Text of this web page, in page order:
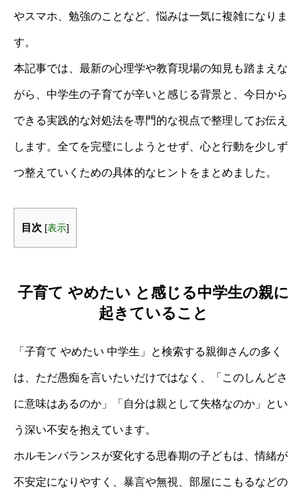
やスマホ、勉強のことなど、悩みは一気に複雑になりま
す。
本記事では、最新の心理学や教育現場の知見も踏まえな
がら、中学生の子育てが辛いと感じる背景と、今日から
できる実践的な対処法を専門的な視点で整理してお伝え
します。全てを完璧にしようとせず、心と行動を少しず
つ整えていくための具体的なヒントをまとめました。
目次 [表示]
子育て やめたい と感じる中学生の親に
起きていること
「子育て やめたい 中学生」と検索する親御さんの多く
は、ただ愚痴を言いたいだけではなく、「このしんどさ
に意味はあるのか」「自分は親として失格なのか」とい
う深い不安を抱えています。
ホルモンバランスが変化する思春期の子どもは、情緒が
不安定になりやすく、暴言や無視、部屋にこもるなどの